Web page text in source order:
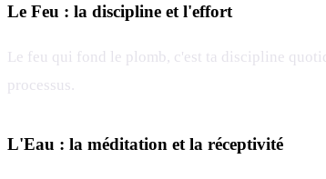
Le Feu : la discipline et l'effort
Le feu qui fond le plomb, c'est ta discipline
processus.
L'Eau : la méditation et la réceptivité